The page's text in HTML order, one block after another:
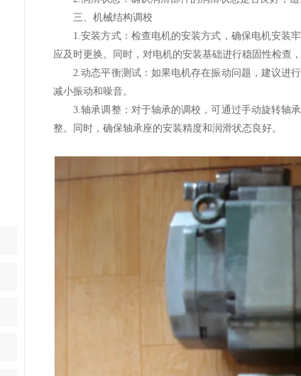
三、机械结构调校
1.安装方式：检查电机的安装方式，确保电机安装牢
应及时更换。同时，对电机的安装基础进行稳固性检查
2.动态平衡测试：如果电机存在振动问题，建议进行
减小振动和噪音。
3.轴承调整：对于轴承的调校，可通过手动旋转轴承
整。同时，确保轴承座的安装精度和润滑状态良好。